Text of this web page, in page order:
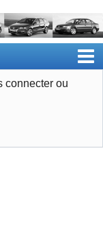
connecter ou